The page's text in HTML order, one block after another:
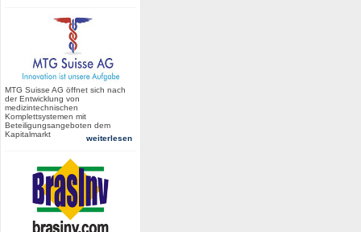
MTG Suisse AG öffnet sich nach
der Entwicklung von
medizintechnischen
Komplettsystemen mit
Beteiligungsangeboten dem
Kapitalmarkt
weiterlesen